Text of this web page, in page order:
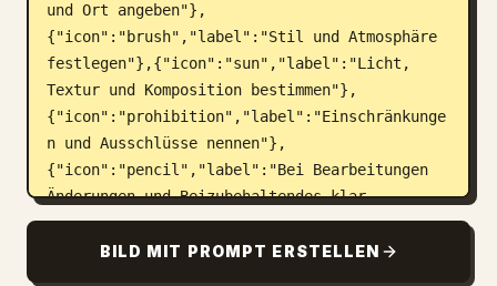
und Ort angeben"},
{"icon":"brush","label":"Stil und Atmosphäre
festlegen"},{"icon":"sun","label":"Licht,
Textur und Komposition bestimmen"},
{"icon":"prohibition","label":"Einschränkunge
n und Ausschlüsse nennen"},
{"icon":"pencil","label":"Bei Bearbeitungen
Änderungen und Beizubehaltendes klar
definieren"}]},"right_column":
{"box_title":"Beispiel für einen guten
BILD MIT PROMPT ERSTELLEN